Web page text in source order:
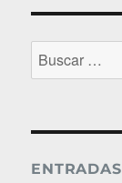
Buscar
por: